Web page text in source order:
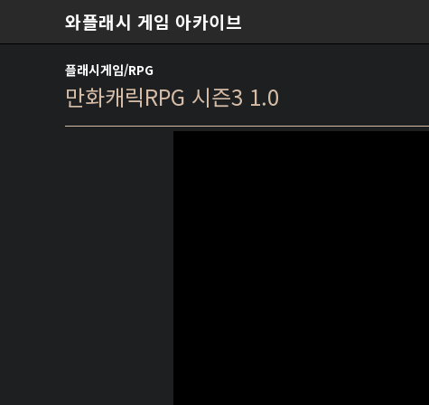
와플래시 게임 아카이브
플래시게임/RPG
만화캐릭RPG 시즌3 1.0